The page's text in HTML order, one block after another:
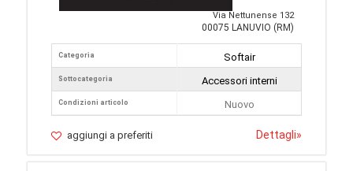
Via Nettunense 132
00075 LANUVIO (RM)
Categoria
Sottocategoria
Condizioni articolo
Softair
Accessori interni
Nuovo
aggiungi a preferiti Dettagli»